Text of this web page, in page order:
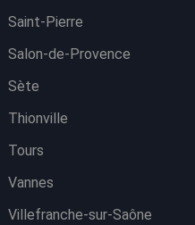
Saint-Pierre
Salon-de-Provence
Sète
Thionville
Tours
Vannes
Villefranche-sur-Saône